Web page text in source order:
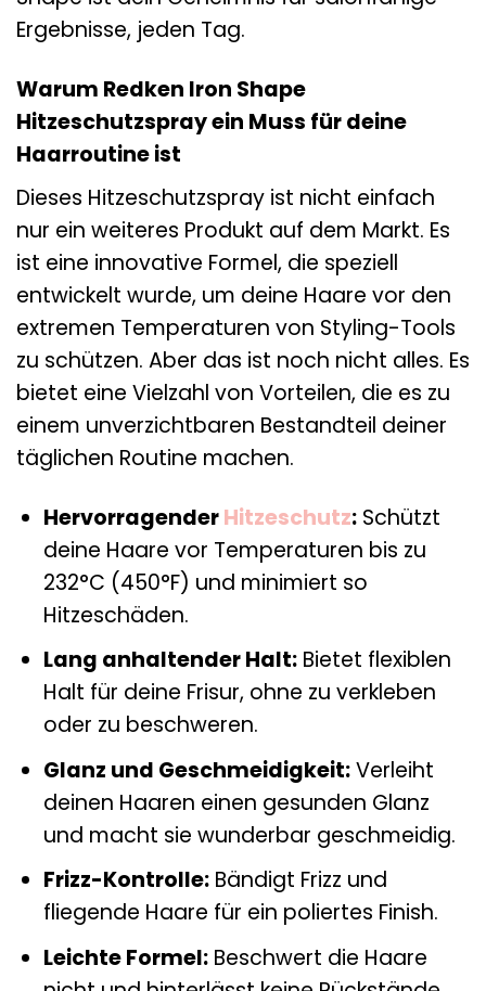
Ergebnisse, jeden Tag.
Warum Redken Iron Shape
Hitzeschutzspray ein Muss für deine
Haarroutine ist
Dieses Hitzeschutzspray ist nicht einfach
nur ein weiteres Produkt auf dem Markt. Es
ist eine innovative Formel, die speziell
entwickelt wurde, um deine Haare vor den
extremen Temperaturen von Styling-Tools
zu schützen. Aber das ist noch nicht alles. Es
bietet eine Vielzahl von Vorteilen, die es zu
einem unverzichtbaren Bestandteil deiner
täglichen Routine machen.
HervorragenderHitzeschutz:Schützt
deine Haare vor Temperaturen bis zu
232°C (450°F) und minimiert so
Hitzeschäden.
Lang anhaltender Halt:Bietet flexiblen
Halt für deine Frisur, ohne zu verkleben
oder zu beschweren.
Glanz und Geschmeidigkeit:Verleiht
deinen Haaren einen gesunden Glanz
und macht sie wunderbar geschmeidig.
Frizz-Kontrolle:Bändigt Frizz und
fliegende Haare für ein poliertes Finish.
Leichte Formel:Beschwert die Haare